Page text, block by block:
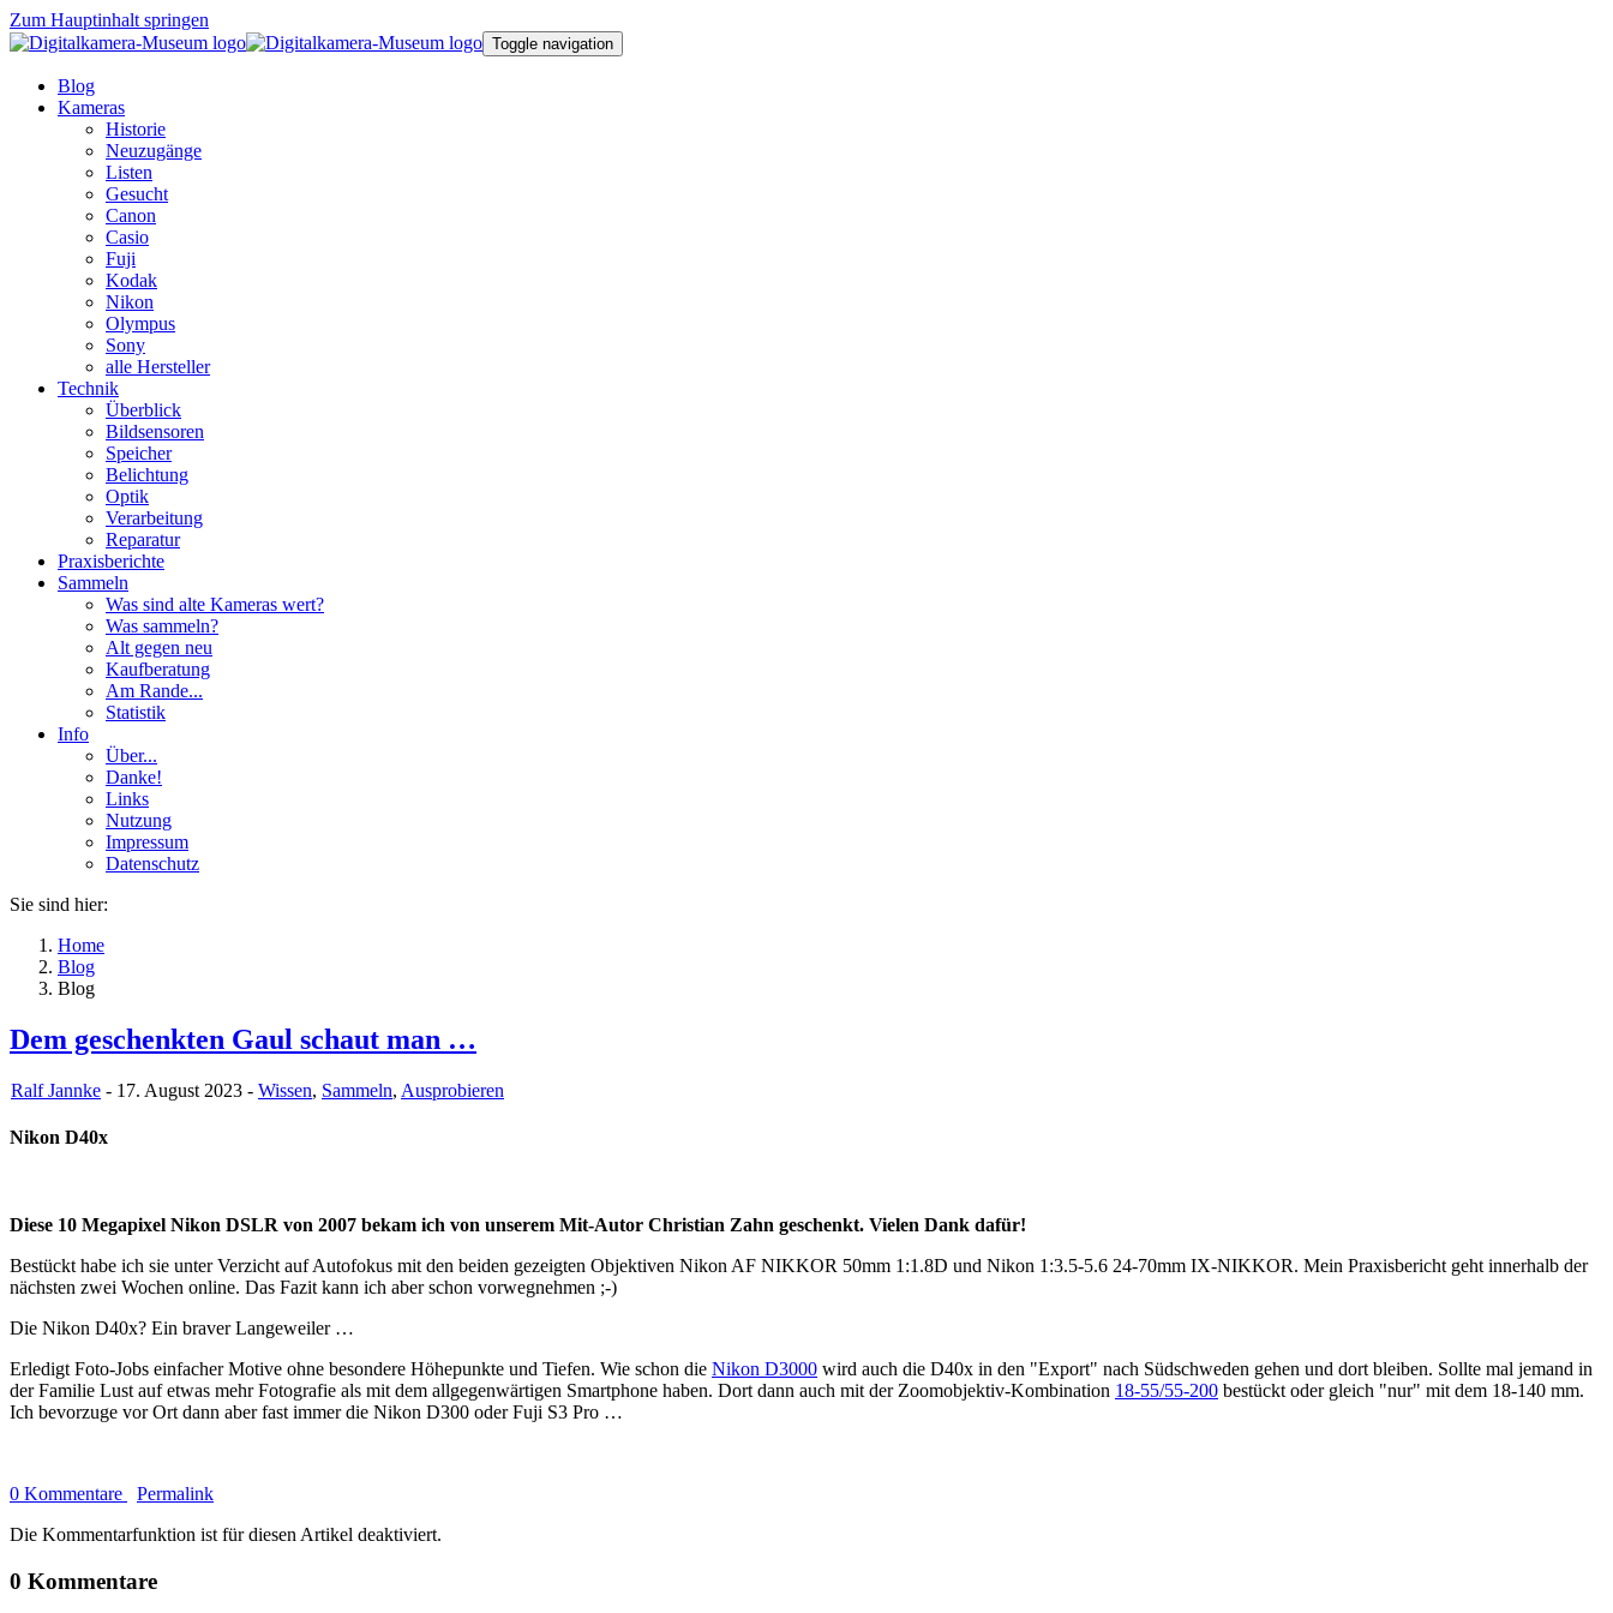
Zum Hauptinhalt springen
Toggle navigation
Blog
Kameras
Historie
Neuzugänge
Listen
Gesucht
Canon
Casio
Fuji
Kodak
Nikon
Olympus
Sony
alle Hersteller
Technik
Überblick
Bildsensoren
Speicher
Belichtung
Optik
Verarbeitung
Reparatur
Praxisberichte
Sammeln
Was sind alte Kameras wert?
Was sammeln?
Alt gegen neu
Kaufberatung
Am Rande...
Statistik
Info
Über...
Danke!
Links
Nutzung
Impressum
Datenschutz
Sie sind hier:
Home
Blog
Blog
Dem geschenkten Gaul schaut man …
Ralf Jannke - 17. August 2023 - Wissen, Sammeln, Ausprobieren
Nikon D40x
Diese 10 Megapixel Nikon DSLR von 2007 bekam ich von unserem Mit-Autor Christian Zahn geschenkt. Vielen Dank dafür!
Bestückt habe ich sie unter Verzicht auf Autofokus mit den beiden gezeigten Objektiven Nikon AF NIKKOR 50mm 1:1.8D und Nikon 1:3.5-5.6 24-70mm IX-NIKKOR. Mein Praxisbericht geht innerhalb der
nächsten zwei Wochen online. Das Fazit kann ich aber schon vorwegnehmen ;-)
Die Nikon D40x? Ein braver Langeweiler …
Erledigt Foto-Jobs einfacher Motive ohne besondere Höhepunkte und Tiefen. Wie schon die Nikon D3000 wird auch die D40x in den "Export" nach Südschweden gehen und dort bleiben. Sollte mal jemand in
der Familie Lust auf etwas mehr Fotografie als mit dem allgegenwärtigen Smartphone haben. Dort dann auch mit der Zoomobjektiv-Kombination 18-55/55-200 bestückt oder gleich "nur" mit dem 18-140 mm.
Ich bevorzuge vor Ort dann aber fast immer die Nikon D300 oder Fuji S3 Pro …
0 Kommentare
Permalink
Die Kommentarfunktion ist für diesen Artikel deaktiviert.
0 Kommentare